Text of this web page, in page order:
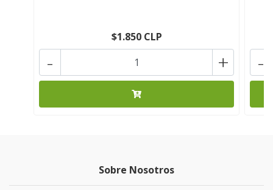
$1.850 CLP
+
- -
Sobre Nosotros